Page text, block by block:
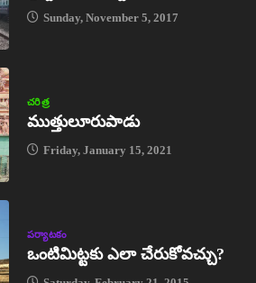
Sunday, November 5, 2017
చరిత్ర
ముత్తులూరుపాడు
Friday, January 15, 2021
పర్యాటకం
ఒంటిమిట్టకు ఎలా చేరుకోవచ్చు?